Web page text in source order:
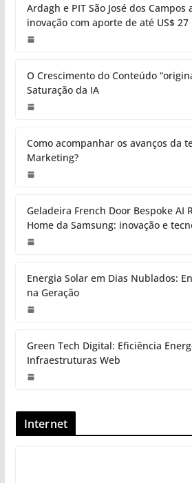
Ardagh e PIT São José dos
inovação com aporte de até US$
O Crescimento do Conteúdo
Saturação da IA
Como acompanhar os avanços da
Marketing?
Geladeira French Door Bespoke AI
Home da Samsung: inovação e
Energia Solar em Dias Nublados:
na Geração
Green Tech Digital: Eficiência
Infraestruturas Web
Internet